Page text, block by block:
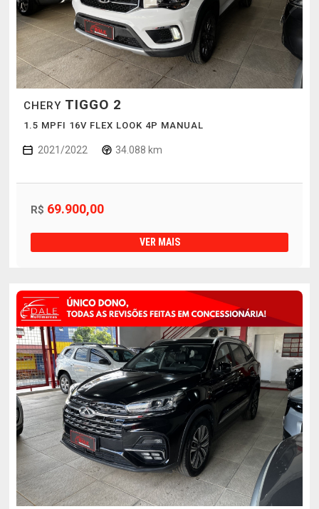
CHERY TIGGO 2
1.5 MPFI 16V FLEX LOOK 4P MANUAL
2021/2022 34.088 km
R$ 69.900,00
VER MAIS